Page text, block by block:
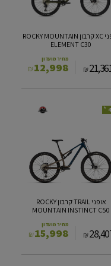
אופני XC קרבון ROCKY MOUNTAIN
ELEMENT C30
מחיר מועדון
12,998
₪ ₪
אופני TRAIL קרבון ROCKY
MOUNTAIN INSTINCT C50
מחיר מועדון
15,998
₪ ₪
*